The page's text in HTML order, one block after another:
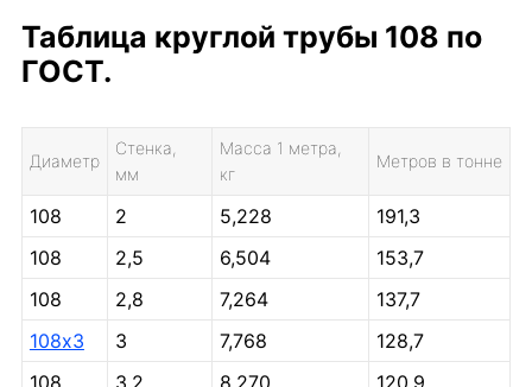
Таблица круглой трубы 108 по
ГОСТ.
Диаметр
Стенка,
мм
Масса 1 метра,
кг
Метров в тонне
108 2 5,228
191,3
108
2,5 6,504
153,7
108
2,8 7,264
137,7
108х3
3 7,768
128,7